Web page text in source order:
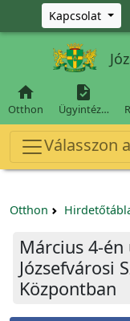
Ugrás a fő tartalomra
Kapcsolat

Otthon

Ügyintéz…
Válasszon
Otthon
Március 4-
Józsefvárosi
Központban